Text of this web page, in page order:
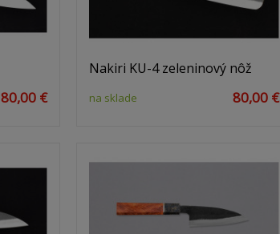
80,00 €
Nakiri KU-4 zeleninový nôž
na sklade 80,00 €